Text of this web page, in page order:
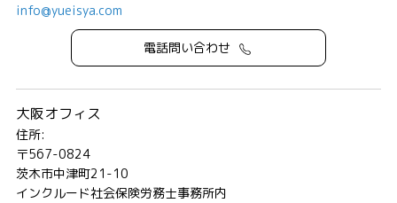
info@yueisya.com
電話問い合わせ
大阪オフィス
住所:
〒567-0824
茨木市中津町21-10
インクルード社会保険労務士事務所内